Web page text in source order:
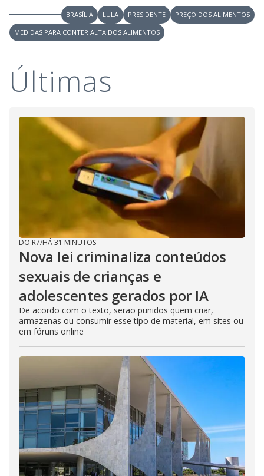
BRASÍLIA LULA PRESIDENTE
PREÇO DOS ALIMENTOS
MEDIDAS PARA CONTER ALTA DOS ALIMENTOS
Últimas
DO R7/HÁ 31 MINUTOS
Nova lei criminaliza conteúdos
sexuais de crianças e
adolescentes gerados por IA
De acordo com o texto, serão punidos quem criar,
armazenas ou consumir esse tipo de material, em sites ou
em fóruns online